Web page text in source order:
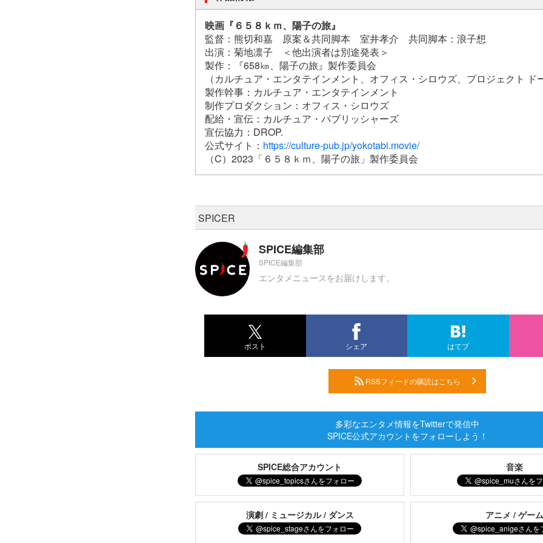
映画『６５８ｋｍ、陽子の旅』
監督：熊切和嘉 原案＆共同脚本 室井孝介 共同脚本：浪子想
出演：菊地凛子 ＜他出演者は別途発表＞
製作：『658㎞、陽子の旅』製作委員会
（カルチュア・エンタテインメント、オフィス・シロウズ、プロジェクト ド
製作幹事：カルチュア・エンタテインメント
制作プロダクション：オフィス・シロウズ
配給・宣伝：カルチュア・パブリッシャーズ
宣伝協力：DROP.
公式サイト： https://culture-pub.jp/yokotabi.movie/
（C）2023「６５８ｋｍ、陽子の旅」製作委員会
SPICER
SPICE編集部
SPICE編集部
エンタメニュースをお届けします。
ポスト シェア はてブ
RSSフィードの購読はこちら
多彩なエンタメ情報をTwitterで発信中
SPICE公式アカウントをフォローしよう！
SPICE総合アカウント 音楽
演劇 / ミュージカル / ダンス アニメ / ゲー